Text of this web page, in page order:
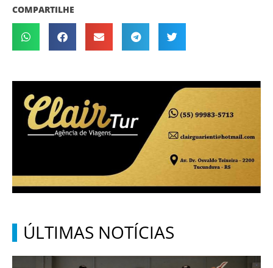
COMPARTILHE
ÚLTIMAS NOTÍCIAS